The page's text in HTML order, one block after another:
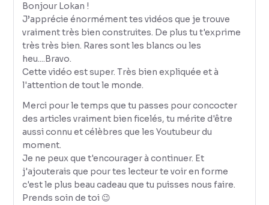
Bonjour Lokan !
J’apprécie énormément tes vidéos que je trouve
vraiment très bien construites. De plus tu t'exprime
très très bien. Rares sont les blancs ou les
heu....Bravo.
Cette vidéo est super. Très bien expliquée et à
l'attention de tout le monde.
Merci pour le temps que tu passes pour concocter
des articles vraiment bien ficelés, tu mérite d'être
aussi connu et célèbres que les Youtubeur du
moment.
Je ne peux que t'encourager à continuer. Et
j'ajouterais que pour tes lecteur te voir en forme
c'est le plus beau cadeau que tu puisses nous faire.
Prends soin de toi 😉